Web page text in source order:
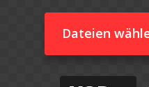
Dateien